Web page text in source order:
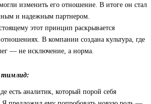
изменить его отношение. В итоге он стал
и надежным партнером.
этот принцип раскрывается
В компании создана культура, где
— не исключение, а норма.
тимлид:
есть аналитик, который порой себя